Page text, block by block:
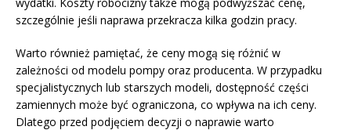
szczególnie jeśli naprawa przekracza kilka godzin pracy.
Warto również pamiętać, że ceny mogą się różnić w
zależności od modelu pompy oraz producenta. W przypadku
specjalistycznych lub starszych modeli, dostępność części
zamiennych może być ograniczona, co wpływa na ich ceny.
Dlatego przed podjęciem decyzji o naprawie warto